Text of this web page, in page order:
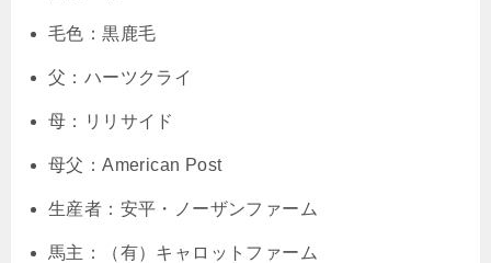
毛色：黒鹿毛
父：ハーツクライ
母：リリサイド
母父：American Post
生産者：安平・ノーザンファーム
馬主：（有）キャロットファーム